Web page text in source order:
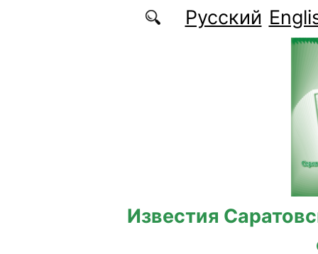
Перейти к основному содержаниюРусский
Известия